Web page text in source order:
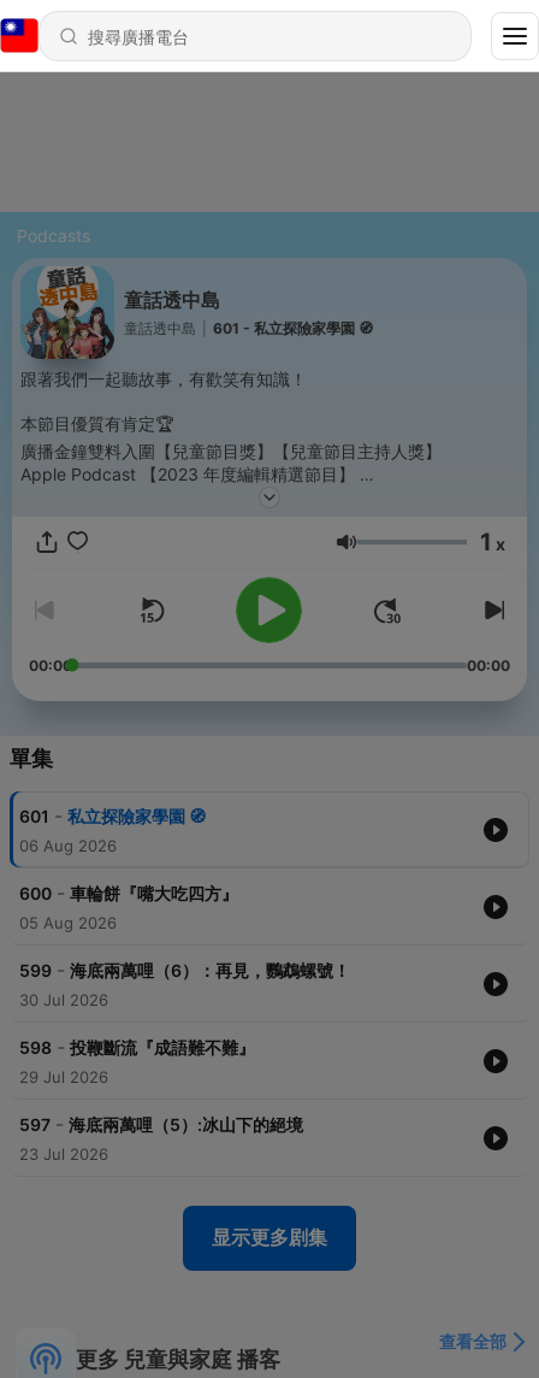
Podcasts
童話透中島
童話透中島 601 - 私立探險家學園 🧭
跟著我們一起聽故事，有歡笑有知識！
本節目優質有肯定🏆
廣播金鐘雙料入圍【兒童節目獎】【兒童節目主持人獎】
Apple Podcast 【2023 年度編輯精選節目】
媒體觀察教育基金會【台灣兒少優質節目】【年度最佳票選獎】
💌 歡迎活動邀約 商業合作 推廣提案。聯絡我們：
這裡有哥哥姐姐弟弟妹妹，還有一隻機器人。我們改編經典故事，
生動演繹劇情，帶領孩子進入想像力世界。故事前後討論思辨，賦
予經典童話新觀點，分享科普語文、安全教育、歷史地理、國際知
識。輕鬆之餘減少用眼時間，深植核心素養。
除了給我們實質的支援，每月還可收聽四篇以上的訂閱限定故事，
享受實體線上福利
https://open.firstory.me/join/pm1200story
✨天際Club專享福利✨
專屬連載故事
午安點點名＆生日祝福
實體活動優先報名資格
☀️來粉絲專頁與島民同樂
https://www.facebook.com/pm1200story
🏝一起在透中島蓋兒童樂園
https://p.ecpay.com.tw/B48F0FB
Powered byFirstory Hosting
音量 1 x
00:00 00:00
單集
601 - 私立探險家學園 🧭
06 Aug 2026
600 - 車輪餅『嘴大吃四方』
05 Aug 2026
599 - 海底兩萬哩（6）：再見，鸚鵡螺號！
30 Jul 2026
598 - 投鞭斷流『成語難不難』
29 Jul 2026
597 - 海底兩萬哩（5）:冰山下的絕境
23 Jul 2026
显示更多剧集
更多 兒童與家庭 播客
查看全部